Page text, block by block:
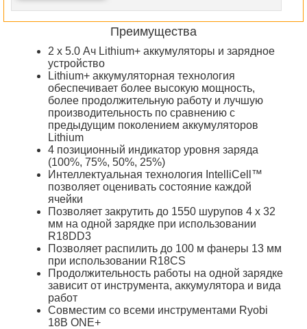
Преимущества
2 х 5.0 Ач Lithium+ аккумуляторы и зарядное
устройство
Lithium+ аккумуляторная технология
обеспечивает более высокую мощность,
более продолжительную работу и лучшую
производительность по сравнению с
предыдущим поколением аккумуляторов
Lithium
4 позиционный индикатор уровня заряда
(100%, 75%, 50%, 25%)
Интеллектуальная технология IntelliCell™
позволяет оценивать состояние каждой
ячейки
Позволяет закрутить до 1550 шурупов 4 х 32
мм на одной зарядке при использовании
R18DD3
Позволяет распилить до 100 м фанеры 13 мм
при использовании R18СS
Продолжительность работы на одной зарядке
зависит от инструмента, аккумулятора и вида
работ
Совместим со всеми инструментами Ryobi
18В ONE+